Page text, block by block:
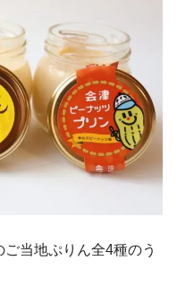
当地ぷりん全4種のう